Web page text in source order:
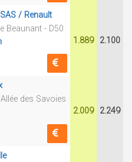
/ Renault
Beaunant - D50
1.889 2.100
des Savoies
2.009 2.249